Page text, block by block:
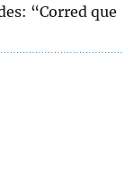
“Corred que